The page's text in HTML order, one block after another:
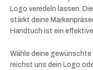
Logo veredeln lassen.
stärkt deine
Handtuch ist ein
Wähle deine
reichst uns dein Logo